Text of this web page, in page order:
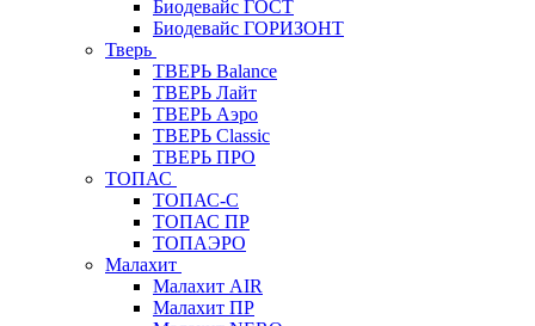
Биодевайс ГОСТ
Биодевайс ГОРИЗОНТ
Тверь
ТВЕРЬ Balance
ТВЕРЬ Лайт
ТВЕРЬ Аэро
ТВЕРЬ Classic
ТВЕРЬ ПРО
ТОПАС
ТОПАС-С
ТОПАС ПР
ТОПАЭРО
Малахит
Малахит AIR
Малахит ПР